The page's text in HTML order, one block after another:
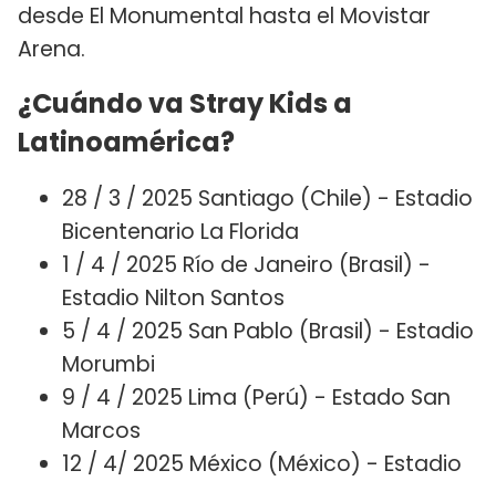
desde El Monumental hasta el Movistar
Arena.
¿Cuándo va Stray Kids a
Latinoamérica?
28 / 3 / 2025 Santiago (Chile) - Estadio
Bicentenario La Florida
1 / 4 / 2025 Río de Janeiro (Brasil) -
Estadio Nilton Santos
5 / 4 / 2025 San Pablo (Brasil) - Estadio
Morumbi
9 / 4 / 2025 Lima (Perú) - Estado San
Marcos
12 / 4/ 2025 México (México) - Estadio